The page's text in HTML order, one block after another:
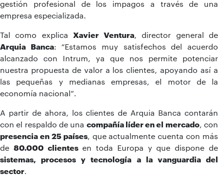
gestión profesional de los impagos a través de una
empresa especializada.
Tal como explica Xavier Ventura, director general de
Arquia Banca: “Estamos muy satisfechos del acuerdo
alcanzado con Intrum, ya que nos permite potenciar
nuestra propuesta de valor a los clientes, apoyando así a
las pequeñas y medianas empresas, el motor de la
economía nacional”.
A partir de ahora, los clientes de Arquia Banca contarán
con el respaldo de una compañía líder en el mercado, con
presencia en 25 países, que actualmente cuenta con más
de 80.000 clientesen toda Europa y que dispone de
sistemas, procesos y tecnología a la vanguardia del
sector